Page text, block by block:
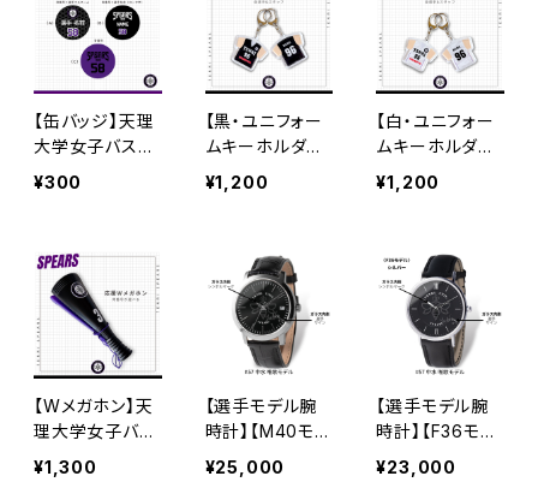
【缶バッジ】天理
大学女子バスケ
部/全選手対応
¥300
【黒・ユニフォー
ムキーホルダ
ー】天理大学女
子バスケ部
¥1,200
【白・ユニフォー
ムキーホルダ
ー】天理大学女
子バスケ部
¥1,200
【Wメガホン】天
理大学女子バス
ケ部/背番号ステ
¥1,300
【選手モデル腕
時計】【M40モデ
ル】天理大学女
¥25,000
【選手モデル腕
時計】【F36モデ
ル】天理大学女
¥23,000